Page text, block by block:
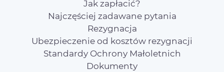
Jak zapłacić?
Najczęściej zadawane pytania
Rezygnacja
Ubezpieczenie od kosztów rezygnacji
Standardy Ochrony Małoletnich
Dokumenty